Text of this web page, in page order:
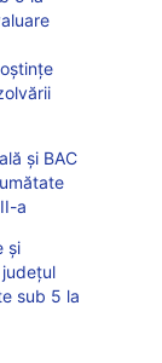
și BAC
a
și
sub 5 la